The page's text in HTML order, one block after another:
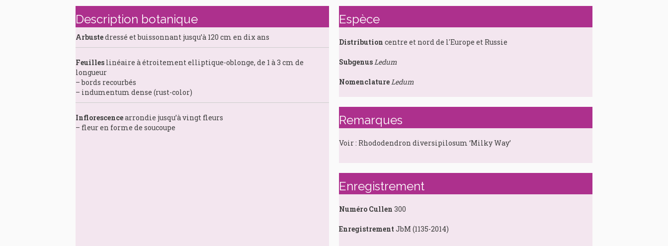
Description botanique Espèce
Arbustedressé et buissonnant jusqu’à 120 cm en dix ans
Feuilles linéaire à étroitement elliptique-oblonge, de 1 à 3 cm de
longueur
– bords recourbés
– indumentum dense (rust-color)
Inflorescencearrondie jusqu’à vingt fleurs
– fleur en forme de soucoupe
Distribution centre et nord de l'Europe et Russie
SubgenusLedum
NomenclatureLedum
Remarques
Voir : Rhododendron diversipilosum ‘Milky Way’
Enregistrement
Numéro Cullen 300
Enregistrement JbM (1135-2014)